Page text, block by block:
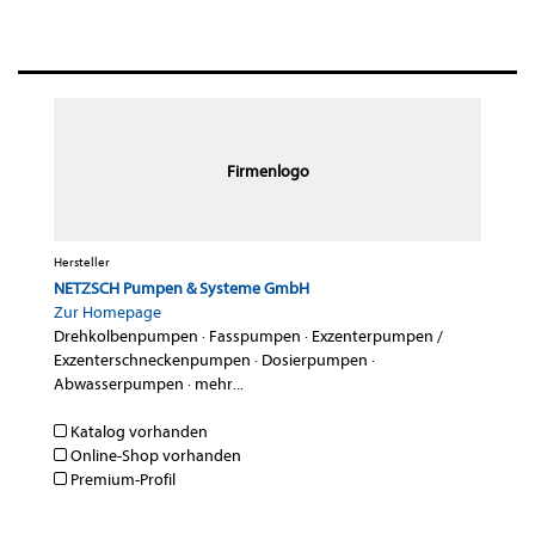
Firmenlogo
Hersteller
NETZSCH Pumpen & Systeme GmbH
Zur Homepage
Drehkolbenpumpen · Fasspumpen · Exzenterpumpen /
Exzenterschneckenpumpen · Dosierpumpen ·
Abwasserpumpen · mehr...
Katalog vorhanden
Online-Shop vorhanden
Premium-Profil